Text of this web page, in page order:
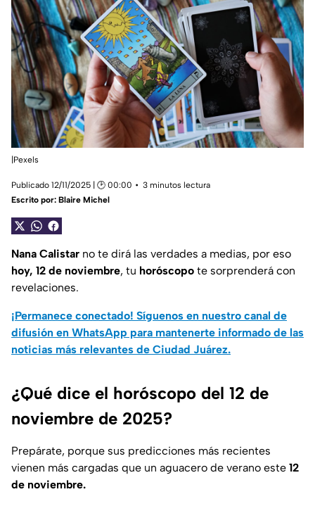
|Pexels
Publicado 12/11/2025 | 🕑 00:00
3 minutos lectura
Escrito por: Blaire Michel
Nana Calistar no te dirá las verdades a medias, por eso
hoy, 12 de noviembre, tu horóscopo te sorprenderá con
revelaciones.
¡Permanece conectado! Síguenos en nuestro canal de
difusión en WhatsApp para mantenerte informado de las
noticias más relevantes de Ciudad Juárez.
¿Qué dice el horóscopo del 12 de
noviembre de 2025?
Prepárate, porque sus predicciones más recientes
vienen más cargadas que un aguacero de verano este 12
de noviembre.